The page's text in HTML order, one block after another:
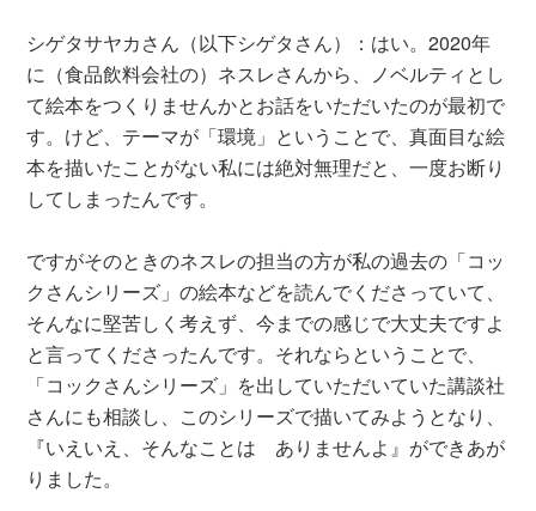
シゲタサヤカさん（以下シゲタさん）：はい。2020年
に（食品飲料会社の）ネスレさんから、ノベルティとし
て絵本をつくりませんかとお話をいただいたのが最初で
す。けど、テーマが「環境」ということで、真面目な絵
本を描いたことがない私には絶対無理だと、一度お断り
してしまったんです。
ですがそのときのネスレの担当の方が私の過去の「コッ
クさんシリーズ」の絵本などを読んでくださっていて、
そんなに堅苦しく考えず、今までの感じで大丈夫ですよ
と言ってくださったんです。それならということで、
「コックさんシリーズ」を出していただいていた講談社
さんにも相談し、このシリーズで描いてみようとなり、
『いえいえ、そんなことは ありませんよ』ができあが
りました。